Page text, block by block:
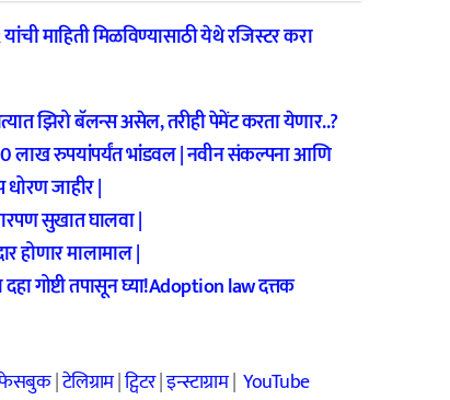
यांची माहिती मिळविण्यासाठी येथे रजिस्टर करा
झिरो बॅलन्स असेल, तरीही पेमेंट करता येणार..?
लाख रुपयांपर्यंत भांडवल | नवीन संकल्पना आणि
धोरण जाहीर |
सुखात घालवा |
होणार मालामाल |
गोष्टी तपासून घ्या!Adoption law दत्तक
|टेलिग्राम|ट्विटर|इन्स्टाग्राम|YouTube